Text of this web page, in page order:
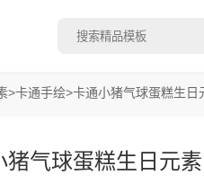
>卡通手绘>卡通小猪气球蛋糕生日
猪气球蛋糕生日元素